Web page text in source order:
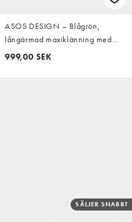
ASOS DESIGN – Blågrön,
långärmad maxiklänning med
hög krage, klockad kjol, volang
999,00 SEK
SÄLJER SNABBT